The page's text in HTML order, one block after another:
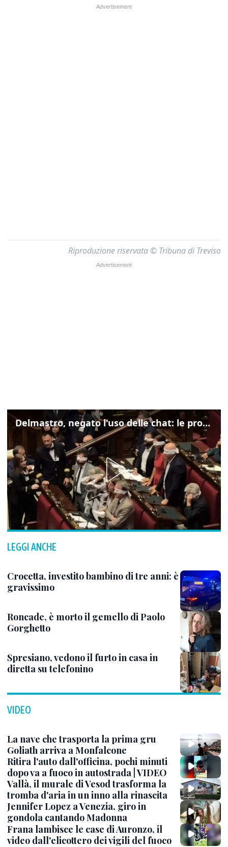
Riproduzione riservata © Tribuna di Treviso
Delmastro, negato l'uso delle chat: le proteste di Avs e M5s
LEGGI ANCHE
Crocetta, investito bambino di tre anni: è
gravissimo
Roncade, è morto il gemello di Paolo
Gorghetto
Spresiano, vedono il furto in casa in
diretta su telefonino
VIDEO
La nave che trasporta la prima gru
Goliath arriva a Monfalcone
Ritira l'auto dall'officina, pochi minuti
dopo va a fuoco in autostrada | VIDEO
Vallà, il murale di Vesod trasforma la
tromba d'aria in un inno alla rinascita
Jennifer Lopez a Venezia, giro in
gondola cantando Madonna
Frana lambisce le case di Auronzo, il
video dall'elicottero dei vigili del fuoco